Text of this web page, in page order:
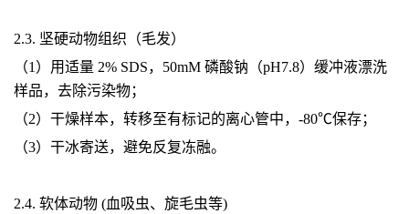
2.3. 坚硬动物组织（毛发）
（1）用适量 2% SDS，50mM 磷酸钠（pH7.8）缓冲液漂洗
样品，去除污染物；
（2）干燥样本，转移至有标记的离心管中，-80℃保存；
（3）干冰寄送，避免反复冻融。
2.4. 软体动物 (血吸虫、旋毛虫等)